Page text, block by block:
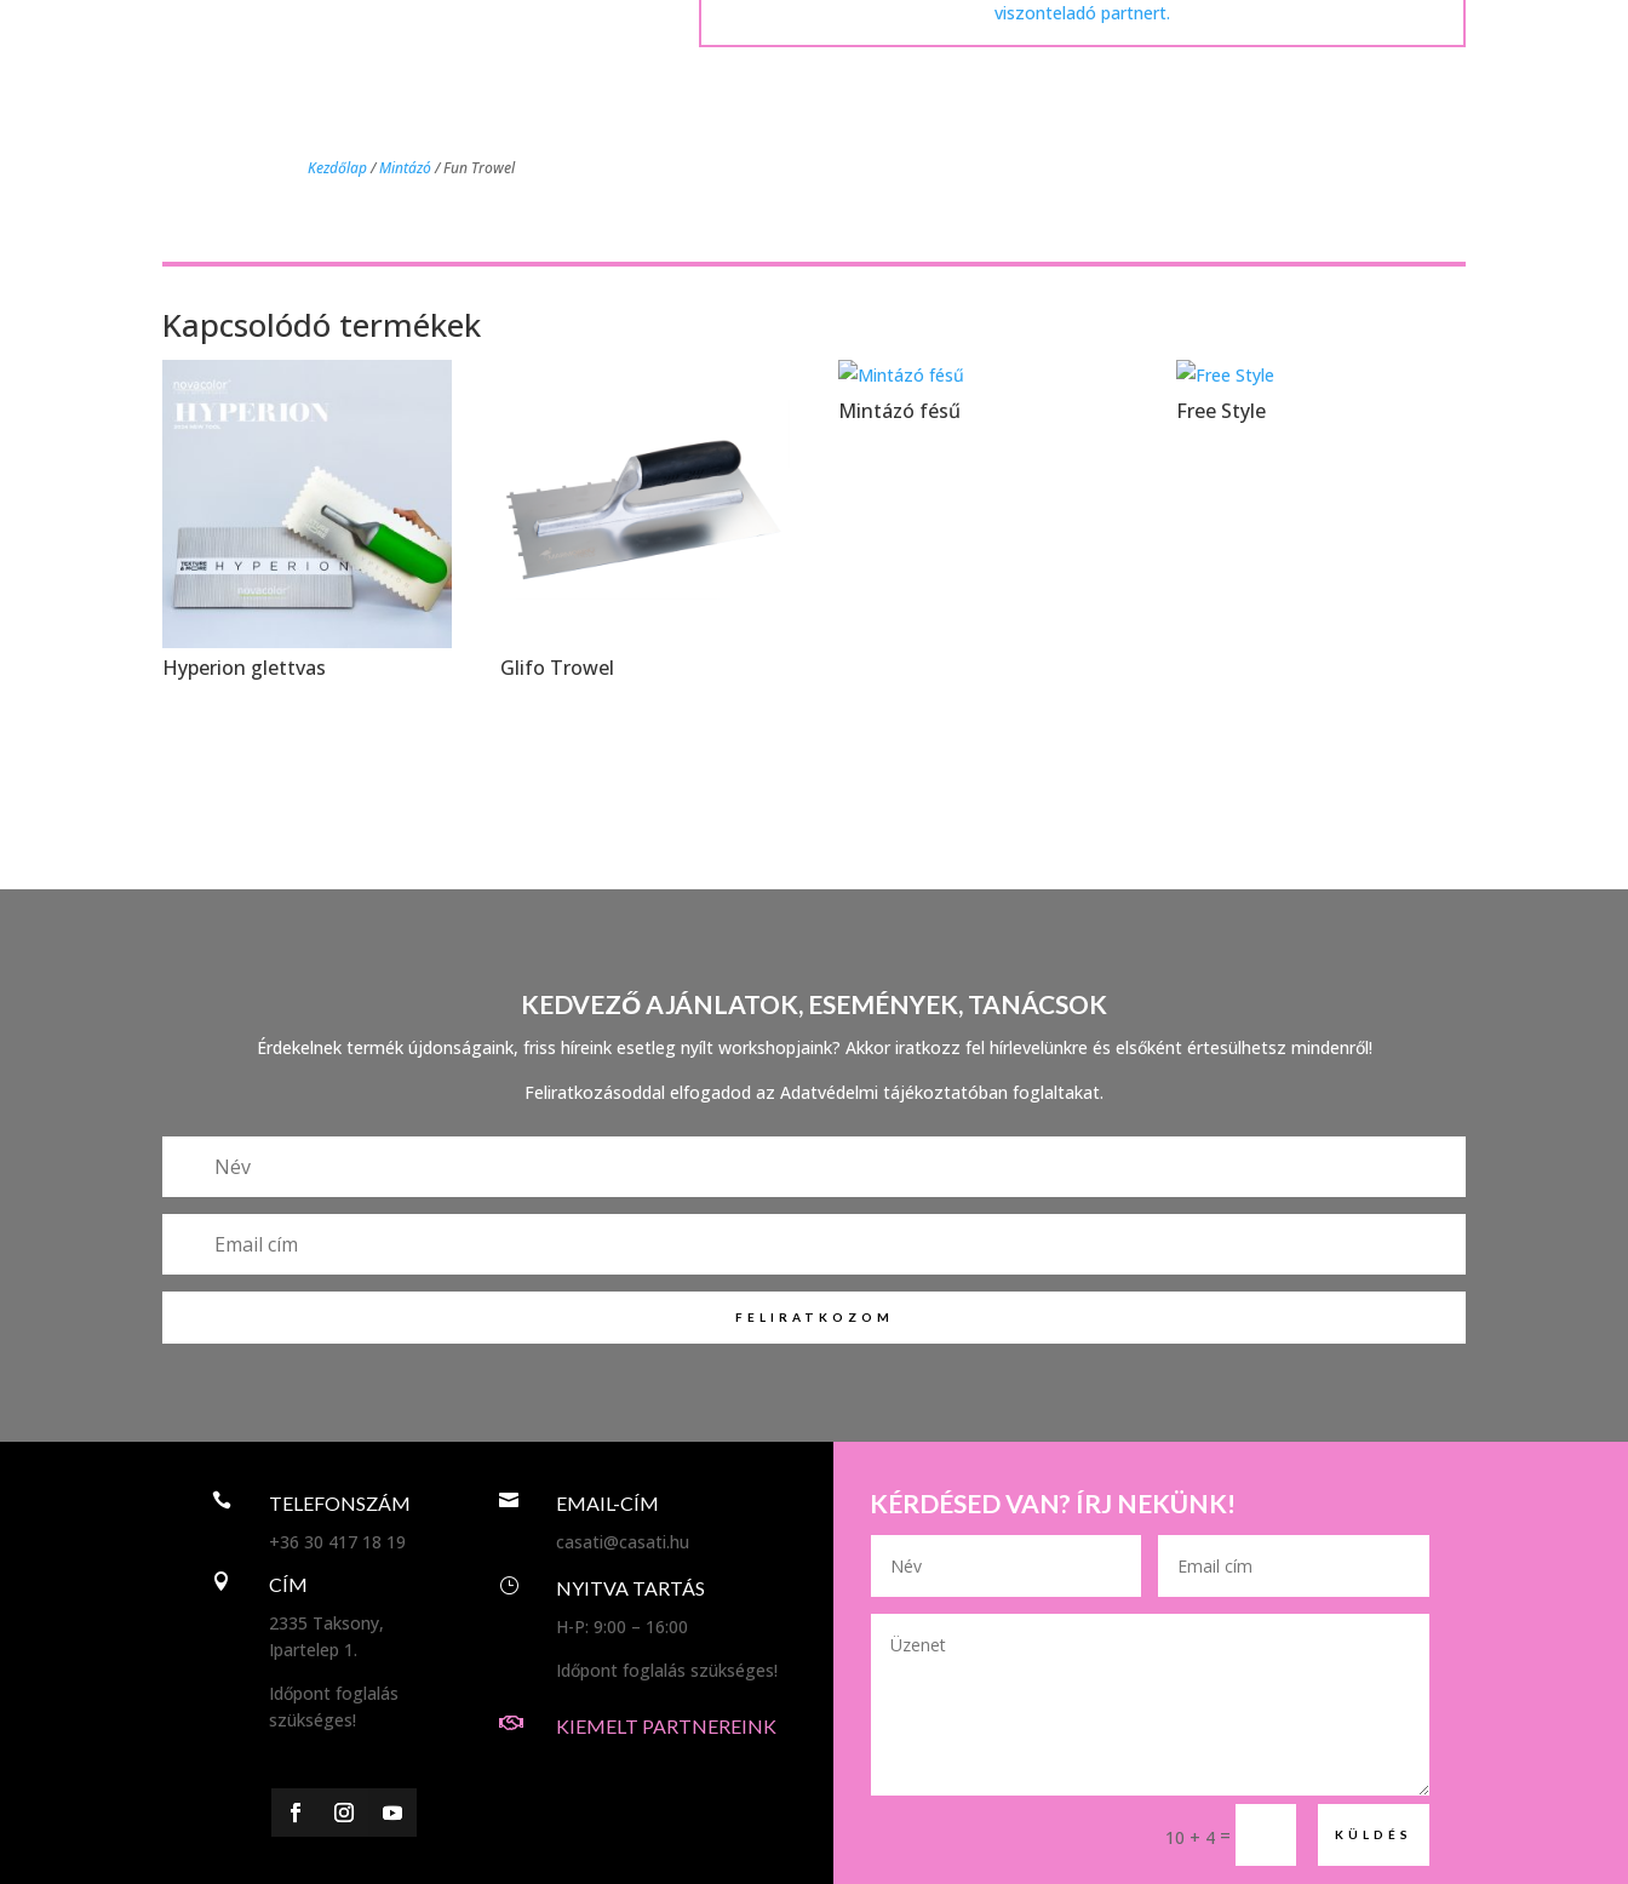
Kezdőlap/Mintázó/ Fun Trowel
viszonteladó partnert.
Kapcsolódó termékek
Hyperion glettvas Glifo Trowel
Mintázó fésű Free Style
KEDVEZŐ AJÁNLATOK, ESEMÉNYEK, TANÁCSOK
Érdekelnek termék újdonságaink, friss híreink esetleg nyílt workshopjaink? Akkor iratkozz fel hírlevelünkre és elsőként értesülhetsz mindenről!
Feliratkozásoddal elfogadod az Adatvédelmi tájékoztatóban foglaltakat.
FELIRATKOZOM

TELEFONSZÁM
+36 30 417 18 19

CÍM
2335 Taksony,
Ipartelep 1.
Időpont foglalás
szükséges!

EMAIL-CÍM
casati@casati.hu
}
NYITVA TARTÁS
H-P: 9:00 – 16:00
Időpont foglalás szükséges!
 KIEMELT PARTNEREINK
KÉRDÉSED VAN? ÍRJ NEKÜNK!
10 + 4= KÜLDÉS